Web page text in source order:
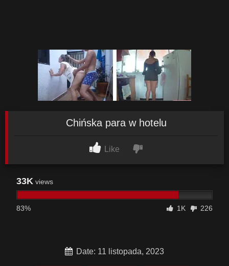
Chińska para w hotelu
Like
33K views
83% 1K 226
Date: 11 listopada, 2023